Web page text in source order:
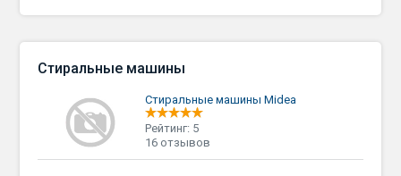
Стиральные машины
Стиральные машины Midea
Рейтинг: 5
16 отзывов